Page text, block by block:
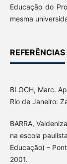
Educação do
mesma
REFERÊNCIAS
BLOCH, Marc.
Rio de Janeiro:
BARRA,
na escola
Educação) –
2001.